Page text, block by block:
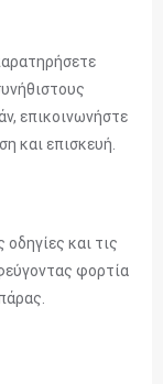
επικοινωνήστε
και επισκευή.
οδηγίες και τις
φορτία